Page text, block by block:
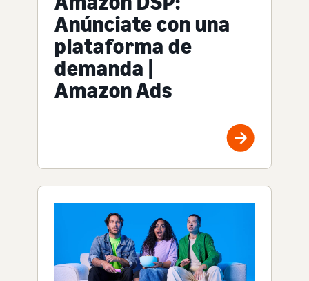
Anúnciate con una
plataforma de
demanda |
Amazon Ads